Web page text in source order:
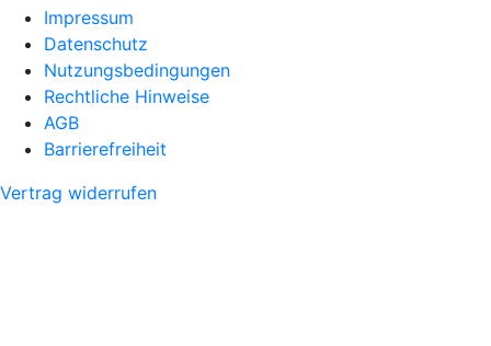
Impressum
Datenschutz
Nutzungsbedingungen
Rechtliche Hinweise
AGB
Barrierefreiheit
Vertrag widerrufen